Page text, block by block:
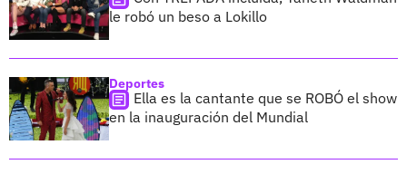
le robó un beso a Lokillo
Deportes
Ella es la cantante que se ROBÓ el show
en la inauguración del Mundial